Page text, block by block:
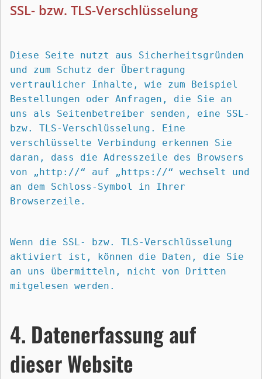
SSL- bzw. TLS-Verschlüsselung
Diese Seite nutzt aus Sicherheitsgründen
und zum Schutz der Übertragung
vertraulicher Inhalte, wie zum Beispiel
Bestellungen oder Anfragen, die Sie an
uns als Seitenbetreiber senden, eine SSL-
bzw. TLS-Verschlüsselung. Eine
verschlüsselte Verbindung erkennen Sie
daran, dass die Adresszeile des Browsers
von „http://“ auf „https://“ wechselt und
an dem Schloss-Symbol in Ihrer
Browserzeile.
Wenn die SSL- bzw. TLS-Verschlüsselung
aktiviert ist, können die Daten, die Sie
an uns übermitteln, nicht von Dritten
mitgelesen werden.
4. Datenerfassung auf
dieser Website